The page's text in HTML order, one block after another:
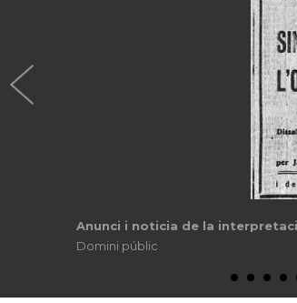
Anunci i noticia de la
Domini públic